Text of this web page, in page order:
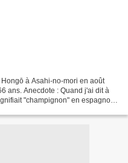
à Asahi-no-mori en août
ans. Anecdote : Quand j'ai dit à
"champignon" en espagnol,